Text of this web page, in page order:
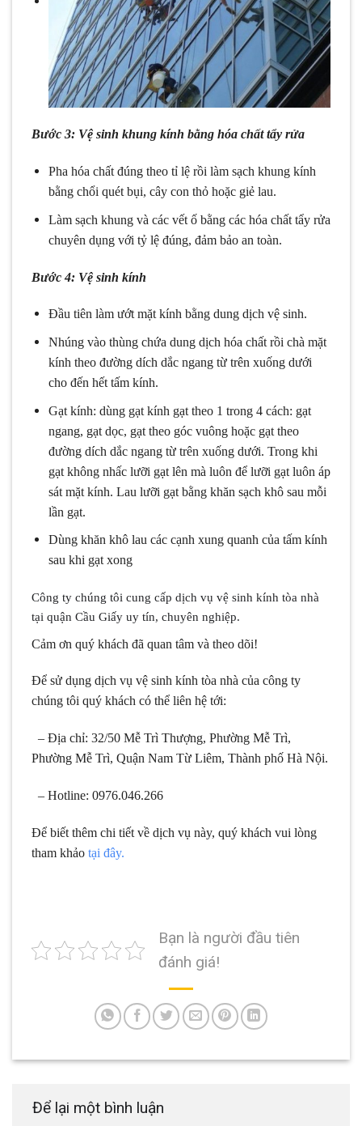
Bước 3: Vệ sinh khung kính bằng hóa chất tẩy rửa
Pha hóa chất đúng theo tỉ lệ rồi làm sạch khung kính
bằng chổi quét bụi, cây con thỏ hoặc giẻ lau.
Làm sạch khung và các vết ố bằng các hóa chất tẩy rửa
chuyên dụng với tỷ lệ đúng, đảm bảo an toàn.
Bước 4: Vệ sinh kính
Đầu tiên làm ướt mặt kính bằng dung dịch vệ sinh.
Nhúng vào thùng chứa dung dịch hóa chất rồi chà mặt
kính theo đường dích dắc ngang từ trên xuống dưới
cho đến hết tấm kính.
Gạt kính: dùng gạt kính gạt theo 1 trong 4 cách: gạt
ngang, gạt dọc, gạt theo góc vuông hoặc gạt theo
đường dích dắc ngang từ trên xuống dưới. Trong khi
gạt không nhấc lưỡi gạt lên mà luôn để lưỡi gạt luôn áp
sát mặt kính. Lau lưỡi gạt bằng khăn sạch khô sau mỗi
lần gạt.
Dùng khăn khô lau các cạnh xung quanh của tấm kính
sau khi gạt xong
Công ty chúng tôi cung cấp dịch vụ vệ sinh kính tòa nhà
tại quận Cầu Giấy uy tín, chuyên nghiệp.
Cảm ơn quý khách đã quan tâm và theo dõi!
Để sử dụng dịch vụ vệ sinh kính tòa nhà của công ty
chúng tôi quý khách có thể liên hệ tới:
– Địa chỉ: 32/50 Mễ Trì Thượng, Phường Mễ Trì,
Phường Mễ Trì, Quận Nam Từ Liêm, Thành phố Hà Nội.
– Hotline: 0976.046.266
Để biết thêm chi tiết về dịch vụ này, quý khách vui lòng
tham khảo tại đây.
Bạn là người đầu tiên
đánh giá!
Để lại một bình luận